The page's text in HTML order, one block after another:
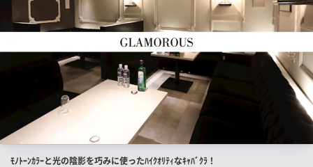
店
ﾓﾉﾄｰﾝｶﾗｰと光の陰影を巧みに使ったﾊｲｸｵﾘﾃｨなｷｬﾊﾞｸﾗ！